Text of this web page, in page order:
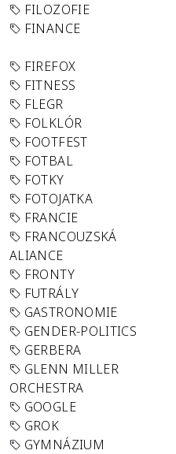
FILOZOFIE
FINANCE
FIREFOX
FITNESS
FLEGR
FOLKLÓR
FOOTFEST
FOTBAL
FOTKY
FOTOJATKA
FRANCIE
FRANCOUZSKÁ
ALIANCE
FRONTY
FUTRÁLY
GASTRONOMIE
GENDER-POLITICS
GERBERA
GLENN MILLER
ORCHESTRA
GOOGLE
GROK
GYMNÁZIUM